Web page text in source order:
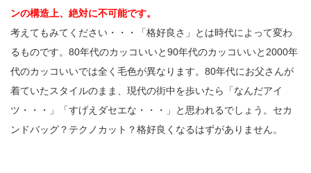
ンの構造上、絶対に不可能です。
考えてもみてください・・・「格好良さ」とは時代によって変わ
るものです。80年代のカッコいいと90年代のカッコいいと2000年
代のカッコいいでは全く毛色が異なります。80年代にお父さんが
着ていたスタイルのまま、現代の街中を歩いたら「なんだアイ
ツ・・・」「すげえダセエな・・・」と思われるでしょう。セカ
ンドバッグ？テクノカット？格好良くなるはずがありません。